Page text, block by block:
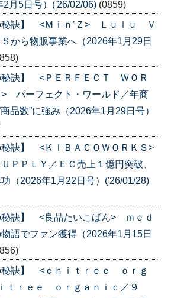
2月5日号）('26/02/06) (0859)
秘訣】 <Ｍｉｎ’Ｚ> Ｌｕｌｕ Ｖ
Ｓから物販事業へ（2026年1月29日
秘訣】 <ＰＥＲＦＥＣＴ ＷＯＲ
パーフェクト・ワールド／年商
商品数”に強み（2026年1月29日号）
秘訣】 <ＫＩＢＡＣＯＷＯＲＫＳ>
ＰＬＹ／ＥＣ売上１億円突破、
（2026年1月22日号）('26/01/28)
秘訣】 <良品たいこばん> ｍｅｄ
物語でファン獲得（2026年1月15日
秘訣】 <ｃｈｉｔｒｅｅ ｏｒｇ
ｔｒｅｅ ｏｒｇａｎｉｃ／９